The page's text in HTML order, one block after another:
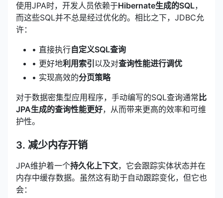
使用JPA时，开发人员依赖于Hibernate生成的SQL，
而这些SQL并不总是经过优化的。相比之下，JDBC允
许：
• 直接执行自定义SQL查询
• 更好地利用索引 以及对查询性能进行调优
• 实现高效的分页策略
对于数据密集型应用程序，手动编写的SQL查询通常比
JPA生成的查询性能更好，从而带来更高的效率和可维
护性。
3. 减少内存开销
JPA维护着一个持久化上下文，它会跟踪实体状态并在
内存中缓存数据。虽然这有助于自动跟踪变化，但它也
会：